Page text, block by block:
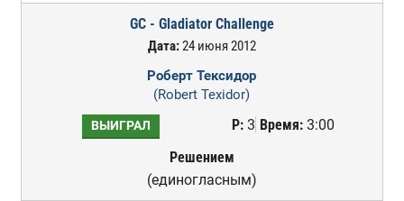
GC - Gladiator Challenge
Дата:24 июня 2012
Роберт Тексидор
(Robert Texidor)
ВЫИГРАЛ Р:3 Время:3:00
Решением
(единогласным)